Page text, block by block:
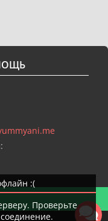
:(
Проверьте